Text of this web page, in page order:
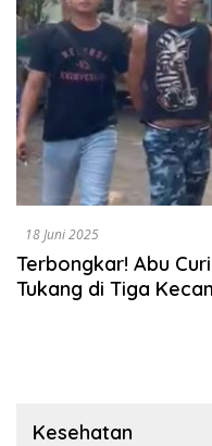
18 Juni 2025
Terbongkar! Abu
Tukang di Tiga
Kesehatan